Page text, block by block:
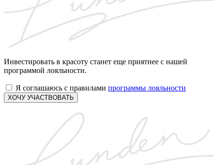
Инвестировать в красоту станет еще приятнее с нашей
программой лояльности.
Я соглашаюсь с правилами программы лояльности
ХОЧУ УЧАСТВОВАТЬ